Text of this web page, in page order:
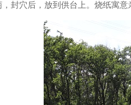
封穴后，放到供台上。烧纸寓